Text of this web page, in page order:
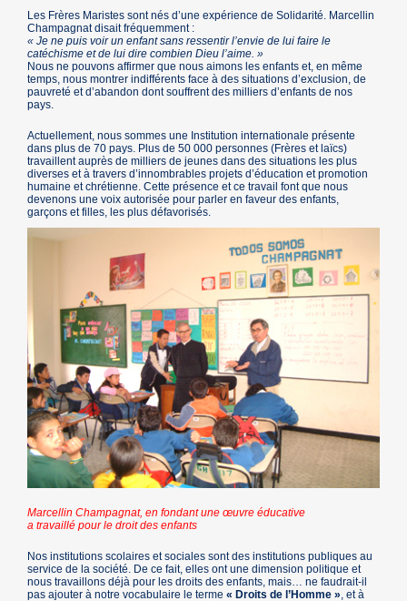
Les Frères Maristes sont nés d’une expérience de Solidarité. Marcellin
Champagnat disait fréquemment :
« Je ne puis voir un enfant sans ressentir l’envie de lui faire le
catéchisme et de lui dire combien Dieu l’aime. »
Nous ne pouvons affirmer que nous aimons les enfants et, en même
temps, nous montrer indifférents face à des situations d’exclusion, de
pauvreté et d’abandon dont souffrent des milliers d’enfants de nos
pays.
Actuellement, nous sommes une Institution internationale présente
dans plus de 70 pays. Plus de 50 000 personnes (Frères et laïcs)
travaillent auprès de milliers de jeunes dans des situations les plus
diverses et à travers d’innombrables projets d’éducation et promotion
humaine et chrétienne. Cette présence et ce travail font que nous
devenons une voix autorisée pour parler en faveur des enfants,
garçons et filles, les plus défavorisés.
Marcellin Champagnat, en fondant une œuvre éducative
a travaillé pour le droit des enfants
Nos institutions scolaires et sociales sont des institutions publiques au
service de la société. De ce fait, elles ont une dimension politique et
nous travaillons déjà pour les droits des enfants, mais… ne faudrait-il
pas ajouter à notre vocabulaire le terme« Droits de l’Homme », et à